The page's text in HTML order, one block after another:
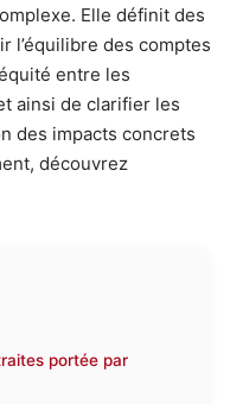
Elle définit des
l’équilibre des comptes
entre les
ainsi de clarifier les
des impacts concrets
découvrez
portée par